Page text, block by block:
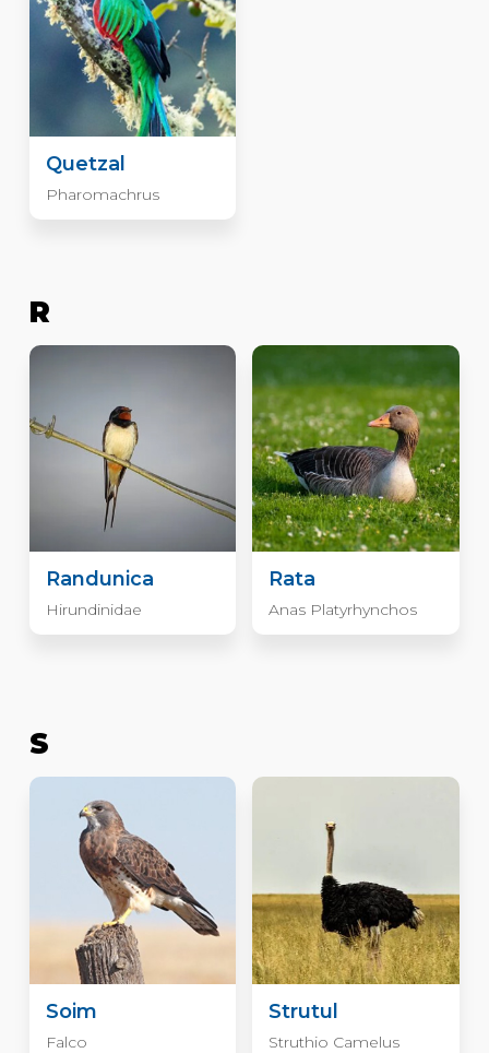
Quetzal
Pharomachrus
R
Randunica
Hirundinidae
Rata
Anas Platyrhynchos
S
Soim
Falco
Strutul
Struthio Camelus